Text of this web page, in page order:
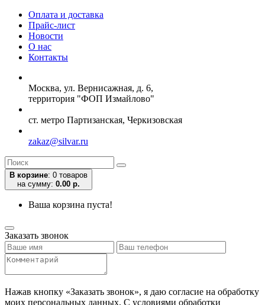
Оплата и доставка
Прайс-лист
Новости
О нас
Контакты
Москва, ул. Вернисажная, д. 6,
территория "ФОП Измайлово"
ст. метро Партизанская, Черкизовская
zakaz@silvar.ru
В корзине: 0 товаров
на сумму: 0.00 р.
Ваша корзина пуста!
Заказать звонок
Нажав кнопку «Заказать звонок», я даю согласие на обработку
моих персональных данных. С условиями обработки